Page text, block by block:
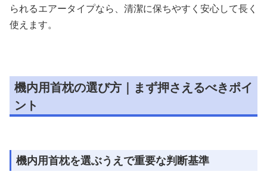
られるエアータイプなら、清潔に保ちやすく安心して長く
使えます。
機内用首枕の選び方｜まず押さえるべきポイ
ント
機内用首枕を選ぶうえで重要な判断基準